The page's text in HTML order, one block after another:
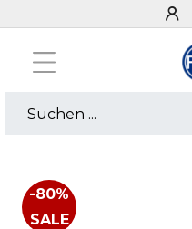
-80%
SALE